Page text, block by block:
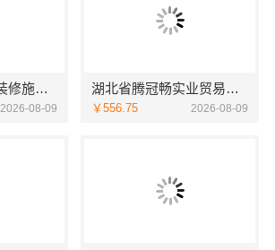
华居不锈钢惠州装修施工工艺详解
2026-08-09
湖北省腾冠畅实业贸易有限公司线下轮胎批发公司怎么做
￥556.75 2026-08-09